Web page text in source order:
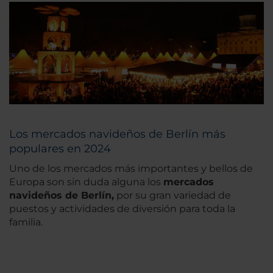
Los mercados navideños de Berlín más
populares en 2024
Uno de los mercados más importantes y bellos de
Europa son sin duda alguna los mercados
navideños de Berlín, por su gran variedad de
puestos y actividades de diversión para toda la
familia.